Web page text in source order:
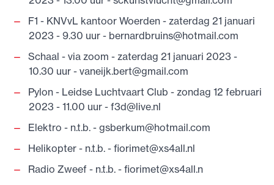
F1 - KNVvL kantoor Woerden - zaterdag 21 januari
2023 - 9.30 uur - bernardbruins@hotmail.com
Schaal - via zoom - zaterdag 21 januari 2023 -
10.30 uur - vaneijk.bert@gmail.com
Pylon - Leidse Luchtvaart Club - zondag 12 februari
2023 - 11.00 uur - f3d@live.nl
Elektro - n.t.b. - gsberkum@hotmail.com
Helikopter - n.t.b. - fiorimet@xs4all.nl
Radio Zweef - n.t.b. - fiorimet@xs4all.n